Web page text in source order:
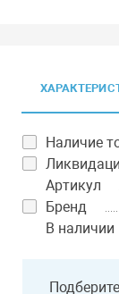
Наличие
Артикул
Бренд
В наличии